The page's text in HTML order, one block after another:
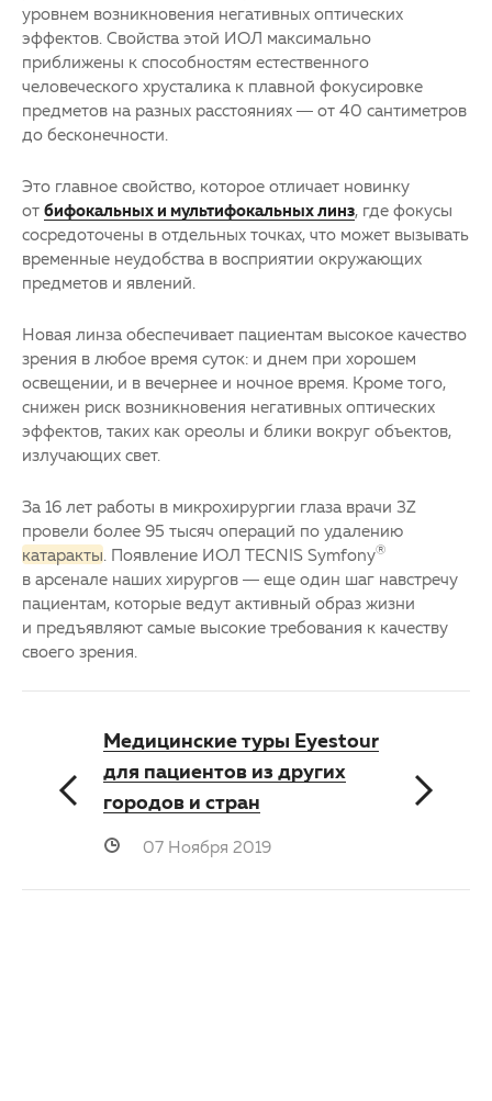
уровнем возникновения негативных оптических
эффектов. Свойства этой ИОЛ максимально
приближены к способностям естественного
человеческого хрусталика к плавной фокусировке
предметов на разных расстояниях — от 40 сантиметров
до бесконечности.
Это главное свойство, которое отличает новинку
от бифокальных и мультифокальных линз , где фокусы
сосредоточены в отдельных точках, что может вызывать
временные неудобства в восприятии окружающих
предметов и явлений.
Новая линза обеспечивает пациентам высокое качество
зрения в любое время суток: и днем при хорошем
освещении, и в вечернее и ночное время. Кроме того,
снижен риск возникновения негативных оптических
эффектов, таких как ореолы и блики вокруг объектов,
излучающих свет.
За 16 лет работы в микрохирургии глаза врачи 3Z
провели более 95 тысяч операций по удалению
катаракты . Появление ИОЛ TECNIS Symfony®
в арсенале наших хирургов — еще один шаг навстречу
пациентам, которые ведут активный образ жизни
и предъявляют самые высокие требования к качеству
своего зрения.
Медицинские туры Eyestour
для пациентов из других
городов и стран
07 Ноября 2019